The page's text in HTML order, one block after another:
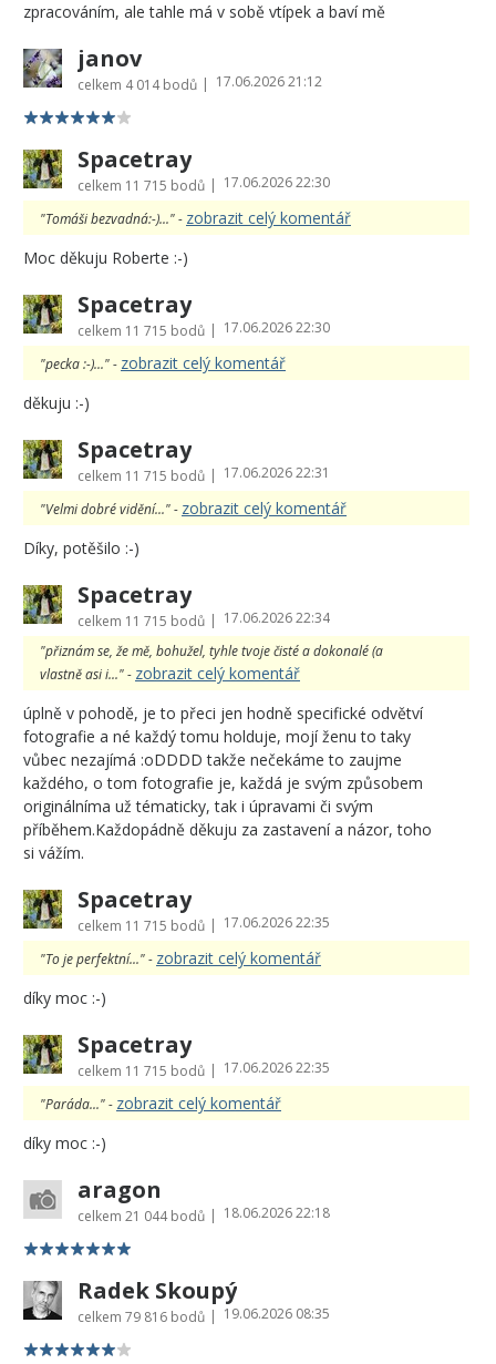
zpracováním, ale tahle má v sobě vtípek a baví mě
janov
celkem 4 014 bodů | 17.06.2026 21:12
Spacetray
celkem 11 715 bodů | 17.06.2026 22:30
"Tomáši bezvadná:-)..." - zobrazit celý komentář
Moc děkuju Roberte :-)
Spacetray
celkem 11 715 bodů | 17.06.2026 22:30
"pecka :-)..." - zobrazit celý komentář
děkuju :-)
Spacetray
celkem 11 715 bodů | 17.06.2026 22:31
"Velmi dobré vidění..." - zobrazit celý komentář
Díky, potěšilo :-)
Spacetray
celkem 11 715 bodů | 17.06.2026 22:34
"přiznám se, že mě, bohužel, tyhle tvoje čisté a dokonalé (a
vlastně asi i..." - zobrazit celý komentář
úplně v pohodě, je to přeci jen hodně specifické odvětví
fotografie a né každý tomu holduje, mojí ženu to taky
vůbec nezajímá :oDDDD takže nečekáme to zaujme
každého, o tom fotografie je, každá je svým způsobem
originálníma už tématicky, tak i úpravami či svým
příběhem.Každopádně děkuju za zastavení a názor, toho
si vážím.
Spacetray
celkem 11 715 bodů | 17.06.2026 22:35
"To je perfektní..." - zobrazit celý komentář
díky moc :-)
Spacetray
celkem 11 715 bodů | 17.06.2026 22:35
"Paráda..." - zobrazit celý komentář
díky moc :-)
aragon
celkem 21 044 bodů | 18.06.2026 22:18
Radek Skoupý
celkem 79 816 bodů | 19.06.2026 08:35